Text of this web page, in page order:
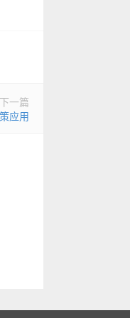
下一篇
应用